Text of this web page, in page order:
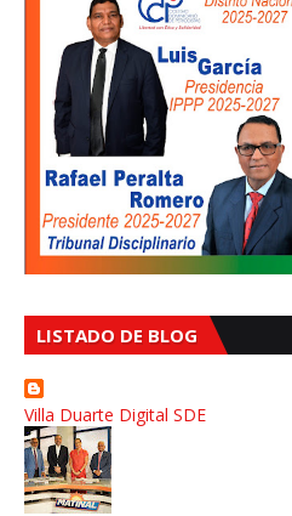
LISTADO DE BLOG
Villa Duarte Digital SDE